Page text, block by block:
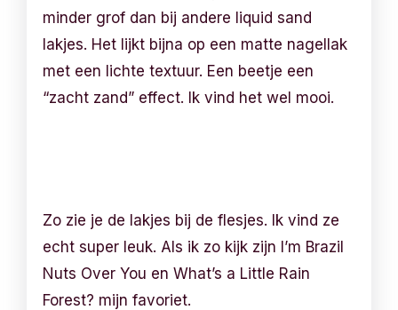
minder grof dan bij andere liquid sand
lakjes. Het lijkt bijna op een matte nagellak
met een lichte textuur. Een beetje een
“zacht zand” effect. Ik vind het wel mooi.
Zo zie je de lakjes bij de flesjes. Ik vind ze
echt super leuk. Als ik zo kijk zijn I’m Brazil
Nuts Over You en What’s a Little Rain
Forest? mijn favoriet.